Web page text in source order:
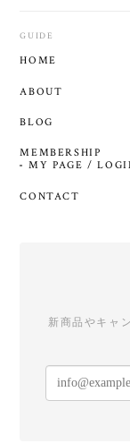
GUIDE
HOME
ABOUT
BLOG
MEMBERSHIP
MY PAGE /
CONTACT
新商品やキャ